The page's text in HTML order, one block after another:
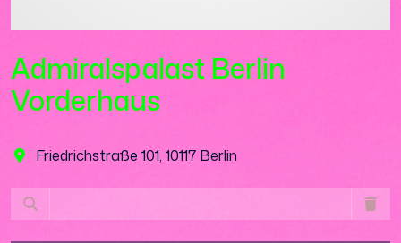
Admiralspalast Berlin
Vorderhaus
Friedrichstraße 101, 10117 Berlin
Lädt ...